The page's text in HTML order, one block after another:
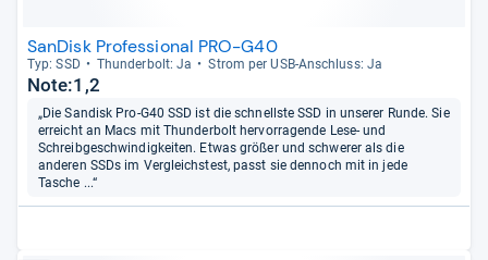
SanDisk Professional PRO-G40
Typ: SSD Thun­der­bolt: Ja Strom per USB-​Anschluss: Ja
Note:1,2
„Die Sandisk Pro-G40 SSD ist die schnellste SSD in unserer Runde. Sie
erreicht an Macs mit Thunderbolt hervorragende Lese- und
Schreibgeschwindigkeiten. Etwas größer und schwerer als die
anderen SSDs im Vergleichstest, passt sie dennoch mit in jede
Tasche ...“